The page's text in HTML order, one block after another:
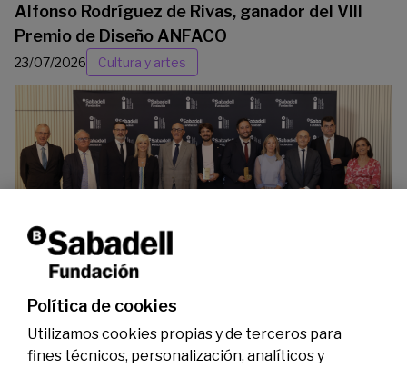
Alfonso Rodríguez de Rivas, ganador del VIII
Premio de Diseño ANFACO
23/07/2026 Cultura y artes
La Fundación Banco Sabadell reconoce a dos
investigadores en los ámbitos de la edición del
genoma y la energía limpia
07/07/2026 Premios
Política de cookies
Utilizamos cookies propias y de terceros para
fines técnicos, personalización, analíticos y